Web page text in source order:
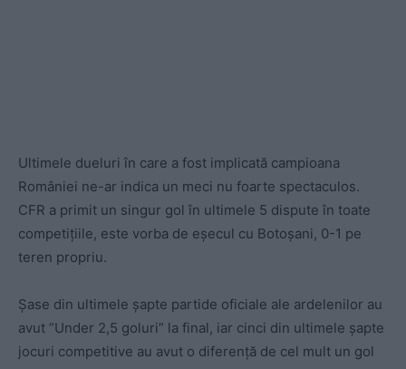
Ultimele dueluri în care a fost implicată campioana
României ne-ar indica un meci nu foarte spectaculos.
CFR a primit un singur gol în ultimele 5 dispute în toate
competițiile, este vorba de eșecul cu Botoșani, 0-1 pe
teren propriu.
Șase din ultimele șapte partide oficiale ale ardelenilor au
avut ”Under 2,5 goluri” la final, iar cinci din ultimele șapte
jocuri competitive au avut o diferență de cel mult un gol